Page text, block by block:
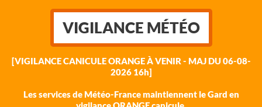
VIGILANCE MÉTÉO
[VIGILANCE CANICULE ORANGE À VENIR - MAJ DU 06-08-
2026 16h]
Les services de Météo-France maintiennent le Gard en